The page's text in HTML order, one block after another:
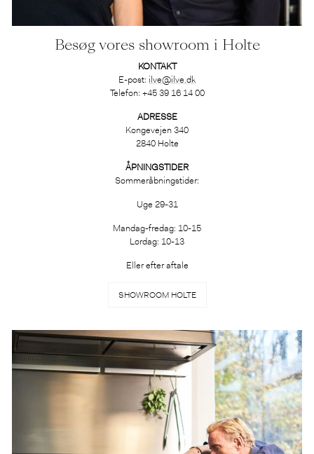
Besøg vores showroom i Holte
KONTAKT
E-post: ilve@ilve.dk
Telefon: +45 39 16 14 00
ADRESSE
Kongevejen 340
2840 Holte
ÅPNINGSTIDER
Sommeråbningstider:
Uge 29-31
Mandag-fredag: 10-15
Lørdag: 10-13
Eller efter aftale
SHOWROOM HOLTE